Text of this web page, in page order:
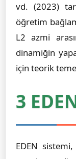
vd. (2023)
öğretim
L2 azmi
dinamiğin
için teorik
3
EDEN